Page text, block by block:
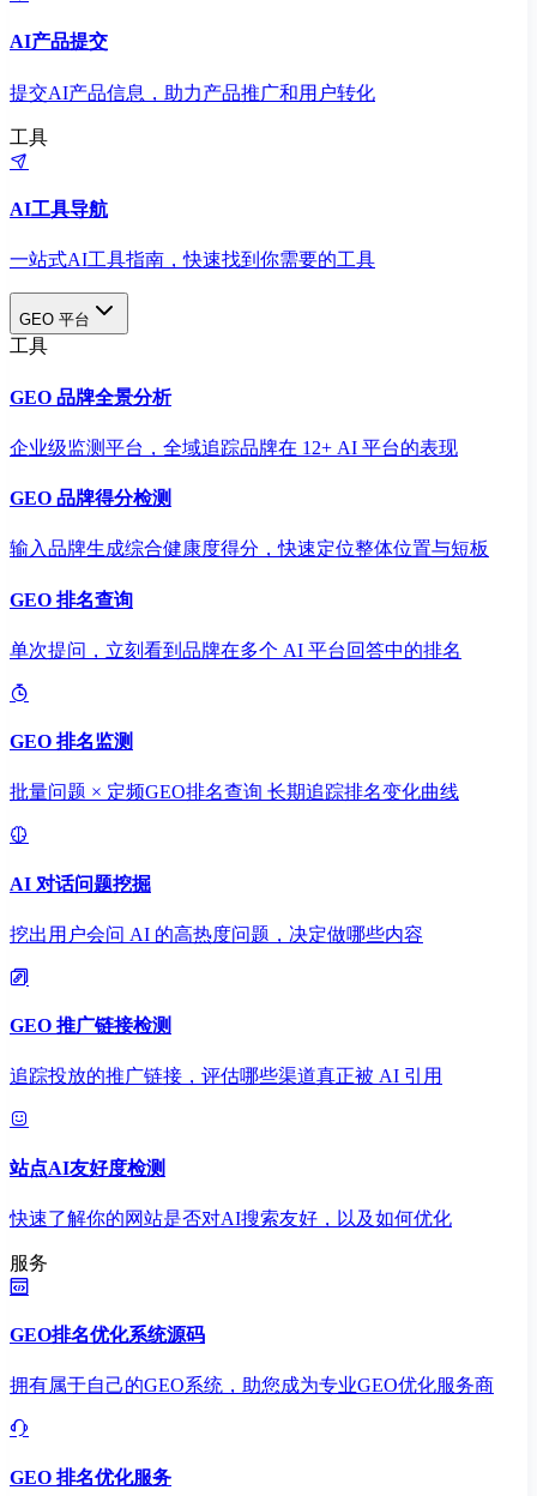
AI产品提交
提交AI产品信息，助力产品推广和用户转化
工具
AI工具导航
一站式AI工具指南，快速找到你需要的工具
GEO 平台
工具
GEO 品牌全景分析
企业级监测平台，全域追踪品牌在 12+ AI 平台的表现
GEO 品牌得分检测
输入品牌生成综合健康度得分，快速定位整体位置与短板
GEO 排名查询
单次提问，立刻看到品牌在多个 AI 平台回答中的排名
GEO 排名监测
批量问题 × 定频GEO排名查询 长期追踪排名变化曲线
AI 对话问题挖掘
挖出用户会问 AI 的高热度问题，决定做哪些内容
GEO 推广链接检测
追踪投放的推广链接，评估哪些渠道真正被 AI 引用
站点AI友好度检测
快速了解你的网站是否对AI搜索友好，以及如何优化
服务
GEO排名优化系统源码
拥有属于自己的GEO系统，助您成为专业GEO优化服务商
GEO 排名优化服务